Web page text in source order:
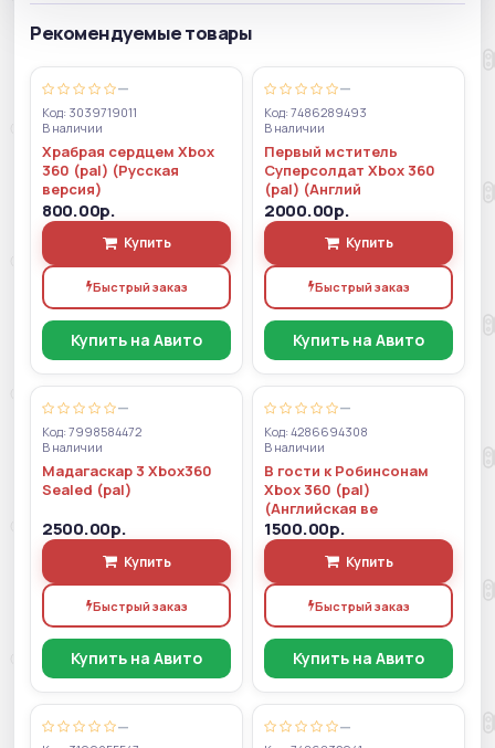
Рекомендуемые товары
—
Код: 3039719011
В наличии
Храбрая сердцем Xbox
360 (pal) (Русская
версия)
800.00р.
Купить
Быстрый заказ
Купить на Авито
—
Код: 7486289493
В наличии
Первый мститель
Суперсолдат Xbox 360
(pal) (Англий
2000.00р.
Купить
Быстрый заказ
Купить на Авито
—
Код: 7998584472
В наличии
Мадагаскар 3 Xbox360
Sealed (pal)
2500.00р.
Купить
Быстрый заказ
Купить на Авито
—
Код: 4286694308
В наличии
В гости к Робинсонам
Xbox 360 (pal)
(Английская ве
1500.00р.
Купить
Быстрый заказ
Купить на Авито
— —